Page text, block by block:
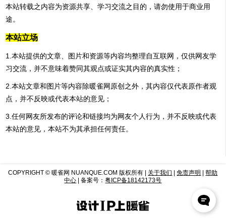
本站转载之内容为资源共享、学习交流之目的，请勿使用于商业用
途。
本站立场
1.本站提供的文章、图片和资源等内容均整理自互联网，仅供网友学
习交流，并不意味着赞同其观点或证实其内容的真实性；
2.本站文章和图片等内容除暖雀网原创之外，其内容仅代表原作者观
点，并不反映或代表本站的意见；
3.任何网友所发布的评论和链接均为网友个人行为，并不反映或代表
本站的意见，本站不为其承担任何责任。
COPYRIGHT © 暖雀网 NUANQUE.COM 版权所有 | 关于我们 |免责声明 |帮助
中心 | 备案号：粤ICP备18142173号